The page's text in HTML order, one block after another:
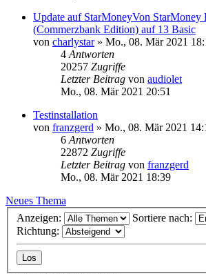
Update auf StarMoneyVon StarMoney
(Commerzbank Edition) auf 13 Basic
von charlystar» Mo., 08. Mär 2021
4 Antworten
20257 Zugriffe
Letzter Beitrag von audiolet
Mo., 08. Mär 2021 20:51
Testinstallation
von franzgerd » Mo., 08. Mär 2021
6 Antworten
22872 Zugriffe
Letzter Beitrag von franzgerd
Mo., 08. Mär 2021 18:39
Neues Thema
Anzeigen:
Sortiere nach:
Richtung: